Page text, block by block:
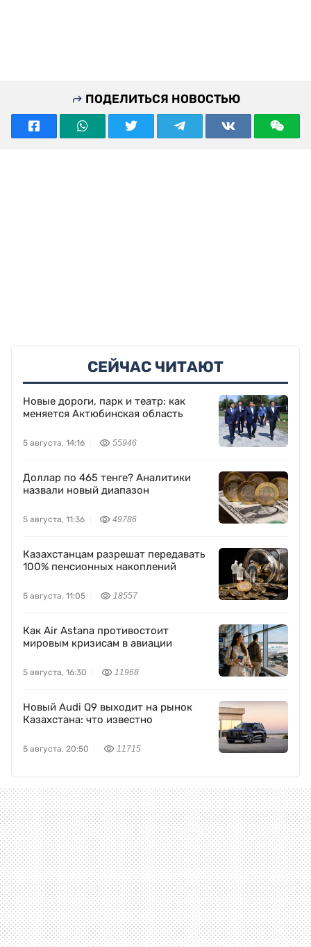
ПОДЕЛИТЬСЯ НОВОСТЬЮ
СЕЙЧАС ЧИТАЮТ
Новые дороги, парк и театр: как
меняется Актюбинская область
5 августа, 14:16 55946
Доллар по 465 тенге? Аналитики
назвали новый диапазон
5 августа, 11:36 49786
Казахстанцам разрешат передавать
100% пенсионных накоплений
5 августа, 11:05 18557
Как Air Astana противостоит
мировым кризисам в авиации
5 августа, 16:30 11968
Новый Audi Q9 выходит на рынок
Казахстана: что известно
5 августа, 20:50 11715